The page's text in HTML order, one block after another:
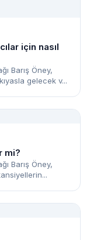
için nasıl
Barış Öney,
gelecek v...
mi?
Barış Öney,